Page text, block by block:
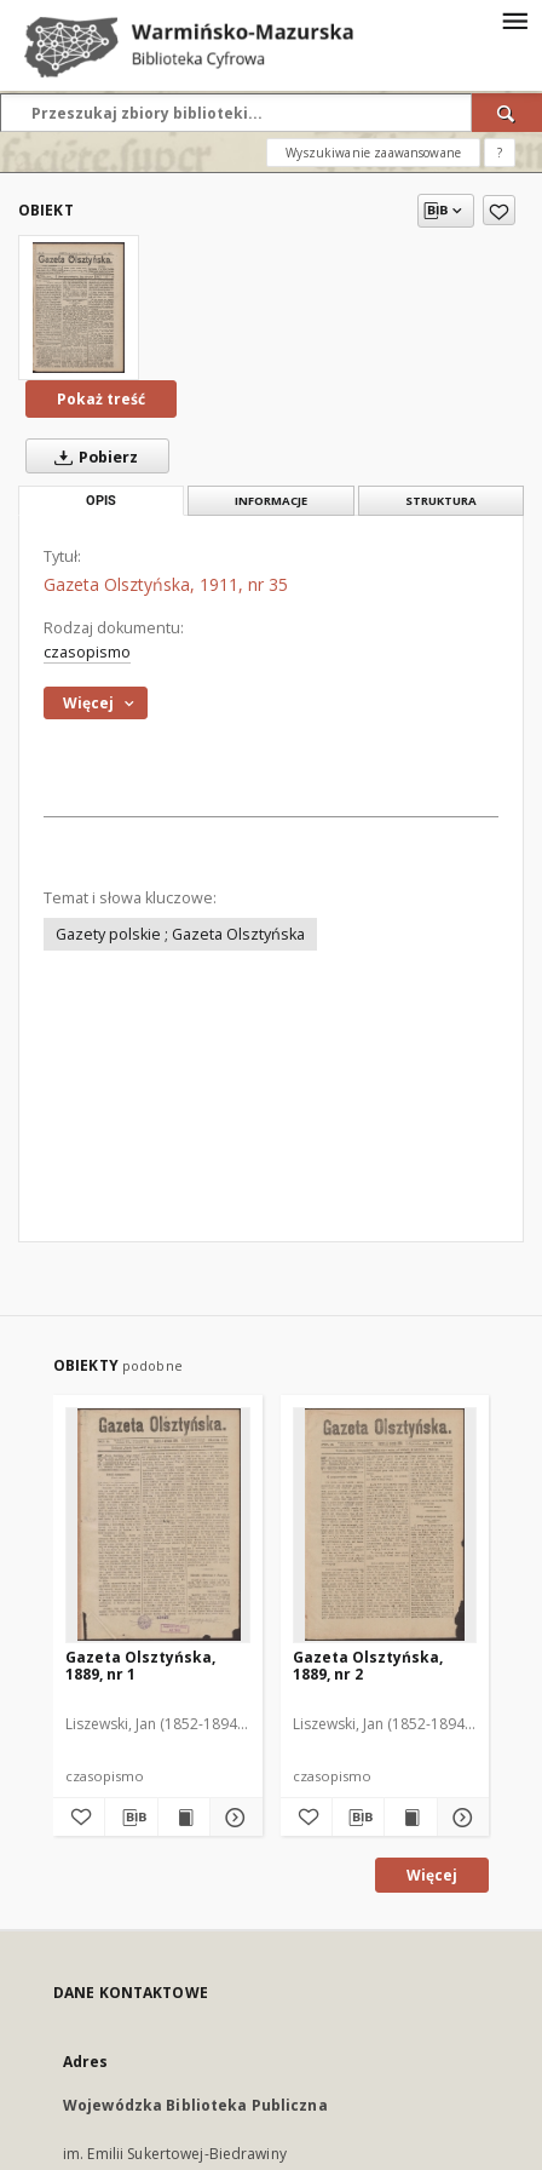
Wyszukiwanie zaawansowane ?
OBIEKT
Pokaż treść
Pobierz
OPIS INFORMACJE STRUKTURA
Tytuł:
Gazeta Olsztyńska, 1911, nr 35
Rodzaj dokumentu:
czasopismo
Więcej
Temat i słowa kluczowe:
Gazety polskie ; Gazeta Olsztyńska
OBIEKTY podobne
Gazeta Olsztyńska,
1889, nr 1
Liszewski, Jan (1852-1894). Red.
czasopismo
Gazeta Olsztyńska,
1889, nr 2
Liszewski, Jan (1852-1894). Red.
czasopismo
Więcej
DANE KONTAKTOWE
Adres
Wojewódzka Biblioteka Publiczna
im. Emilii Sukertowej-Biedrawiny